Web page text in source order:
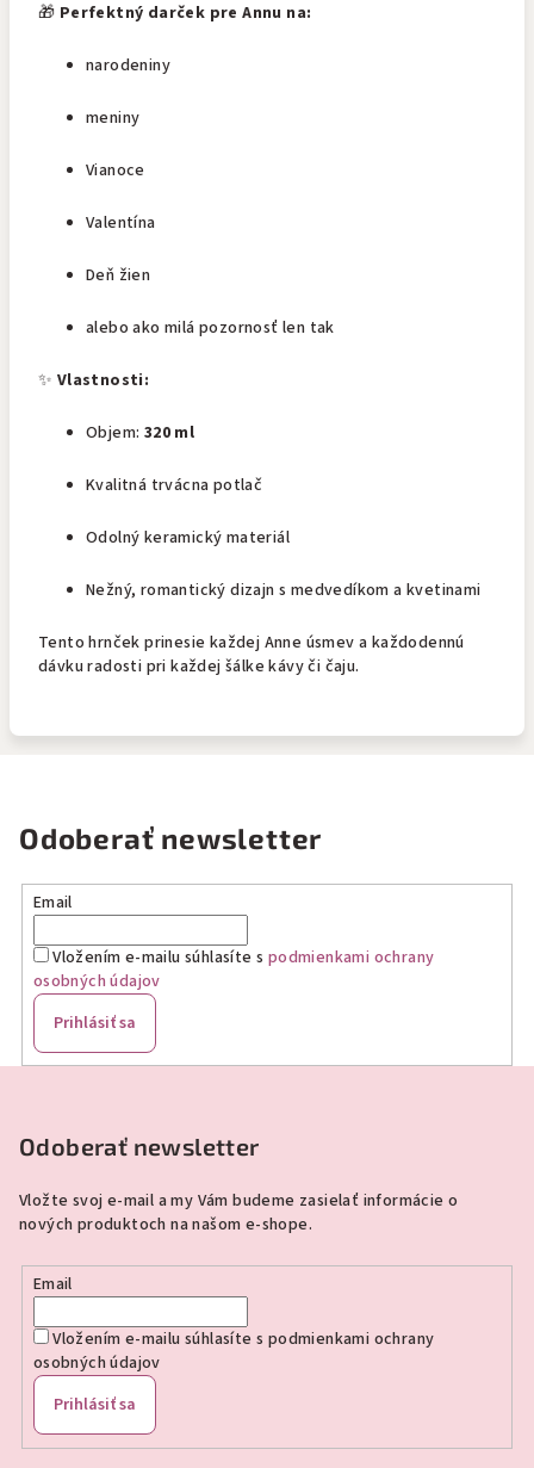
🎁 Perfektný darček pre Annu na:
narodeniny
meniny
Vianoce
Valentína
Deň žien
alebo ako milá pozornosť len tak
✨ Vlastnosti:
Objem: 320 ml
Kvalitná trvácna potlač
Odolný keramický materiál
Nežný, romantický dizajn s medvedíkom a kvetinami
Tento hrnček prinesie každej Anne úsmev a každodennú
dávku radosti pri každej šálke kávy či čaju.
Odoberať newsletter
Email
Vložením e-mailu súhlasíte s podmienkami ochrany
osobných údajov
Prihlásiť sa
Odoberať newsletter
Vložte svoj e-mail a my Vám budeme zasielať informácie o
nových produktoch na našom e-shope.
Email
Vložením e-mailu súhlasíte s podmienkami ochrany
osobných údajov
Prihlásiť sa